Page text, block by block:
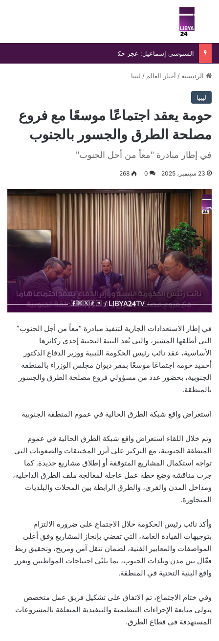
بحث عن
الرئيسية / أخبار العالم / ليبيا
ليبيا
حومة يعقد اجتماعًا موسعًا مع فروع
مصلحة الطرق والجسور بالجنوب
في إطار مبادرة "معاً من أجل الجنوب"
23 سبتمبر، 2025 0
268
في إطار الاستعدادات الجارية لتنفيذ مبادرة “معاً من أجل الجنوب”
التي أطلقها المشير، والتي تُعد البنية التحتية إحدى ركائزها
الأساسية، عقد نائب رئيس الحكومة الليبية ووزير الدفاع الدكتور
أحميد حومة اجتماعًا موسعًا بمقر ديوان مجلس الوزراء بالمنطقة
الجنوبية، بحضور عدد من مسؤولي فروع مصلحة الطرق والجسور
بالمنطقة.
استعراض واقع شبكة الطرق الحالية في عموم المنطقة الجنوبية
وتم خلال اللقاء استعراض واقع شبكة الطرق الحالية في عموم
المنطقة الجنوبية، مع التركيز على أبرز المختنقات والصعوبات التي
تواجه استكمال المشاريع المتوقفة أو إطلاق مشاريع جديدة. كما
جرت مناقشة وضع خطة عمل عاجلة لمعالجة ملف الطرق الداخلية،
ومداخل المدن والقرى، والطرق الرابطة بين المحلات والبلديات
المتجاورة.
وأكد نائب رئيس الحكومة خلال الاجتماع على ضرورة الالتزام
بتوجيهات القيادة العامة، التي تقضي بإنجاز المشاريع وفق أعلى
المواصفات والمعايير الفنية، لضمان تنقل آمن ومريح، وتحقيق ربط
فعّال بين مدن وبلدات الجنوب، بما يلبّي احتياجات المواطنين ويعزز
واقع البنية التحتية في المنطقة.
وفي ختام الاجتماع، تم الاتفاق على تشكيل فريق عمل متخصص
يتولى متابعة الإجراءات التنظيمية والتنفيذية المتعلقة بالمشروعات
المستهدفة في قطاع الطرق.